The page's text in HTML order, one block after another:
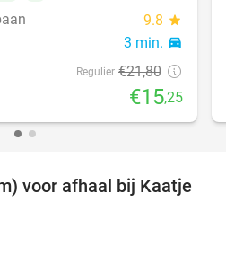
9.8 star
3 min. directions_car
Regulier €21,80
€15,25
42%
voor afhaal bij Kaatje